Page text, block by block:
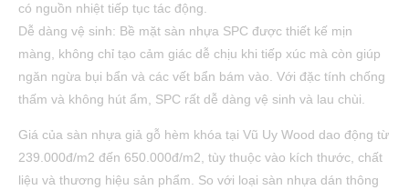
có nguồn nhiệt tiếp tục tác động.
Dễ dàng vệ sinh: Bề mặt sàn nhựa SPC được thiết kế mịn
màng, không chỉ tạo cảm giác dễ chịu khi tiếp xúc mà còn giúp
ngăn ngừa bụi bẩn và các vết bẩn bám vào. Với đặc tính chống
thấm và không hút ẩm, SPC rất dễ dàng vệ sinh và lau chùi.
Giá của sàn nhựa giả gỗ hèm khóa tại Vũ Uy Wood dao động từ
239.000đ/m2 đến 650.000đ/m2, tùy thuộc vào kích thước, chất
liệu và thương hiệu sản phẩm. So với loại sàn nhựa dán thông